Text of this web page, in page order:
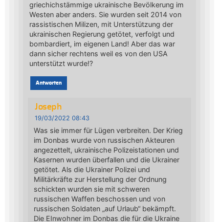
griechichstämmige ukrainische Bevölkerung im
Westen aber anders. Sie wurden seit 2014 von
rassistischen Milizen, mit Unterstützung der
ukrainischen Regierung getötet, verfolgt und
bombardiert, im eigenen Land! Aber das war
dann sicher rechtens weil es von den USA
unterstützt wurde!?
Antworten
Joseph
19/03/2022 08:43
Was sie immer für Lügen verbreiten. Der Krieg
im Donbas wurde von russischen Akteuren
angezettelt, ukrainische Polizeistationen und
Kasernen wurden überfallen und die Ukrainer
getötet. Als die Ukrainer Polizei und
Militärkräfte zur Herstellung der Ordnung
schickten wurden sie mit schweren
russischen Waffen beschossen und von
russischen Soldaten „auf Urlaub“ bekämpft.
Die EInwohner im Donbas die für die Ukraine